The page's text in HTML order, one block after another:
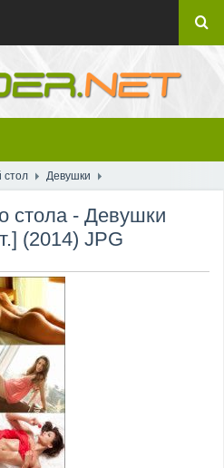
стол Девушки
стола - Девушки
(2014) JPG